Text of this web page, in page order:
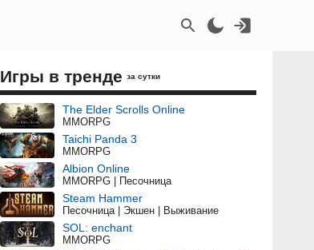
Игры в тренде за сутки
The Elder Scrolls Online
MMORPG
Taichi Panda 3
MMORPG
Albion Online
MMORPG | Песочница
Steam Hammer
Песочница | Экшен | Выживание
SOL: enchant
MMORPG